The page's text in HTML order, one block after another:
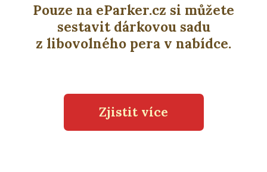
Pouze na eParker.cz si můžete
sestavit dárkovou sadu
z libovolného pera v nabídce.
Zjistit více